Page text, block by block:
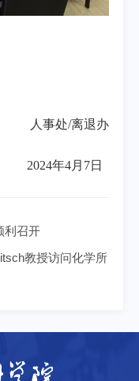
人事处/离退办
年4月7日
利召开
教授访问化学所